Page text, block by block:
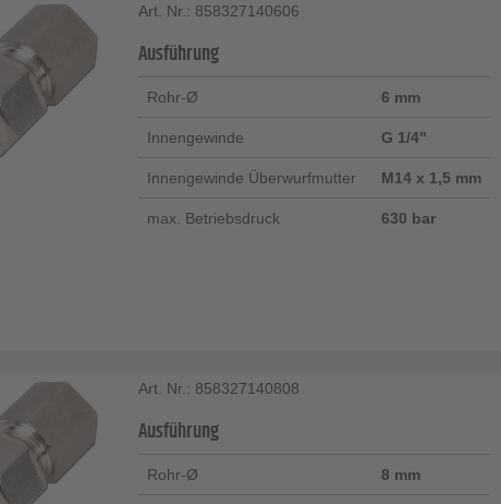
Art. Nr.: 858327140606
Ausführung
Rohr-Ø 6 mm
Innengewinde G 1/4"
Innengewinde Überwurfmutter M14 x 1,5 mm
max. Betriebsdruck 630 bar
Art. Nr.: 858327140808
Ausführung
Rohr-Ø 8 mm